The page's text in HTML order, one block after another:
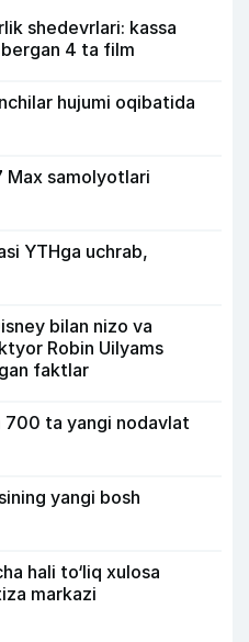
shedevrlari: kassa
4 ta film
hujumi oqibatida
Max samolyotlari
YTHga uchrab,
bilan nizo va
Robin Uilyams
faktlar
700 ta yangi nodavlat
yangi bosh
hali to‘liq xulosa
markazi